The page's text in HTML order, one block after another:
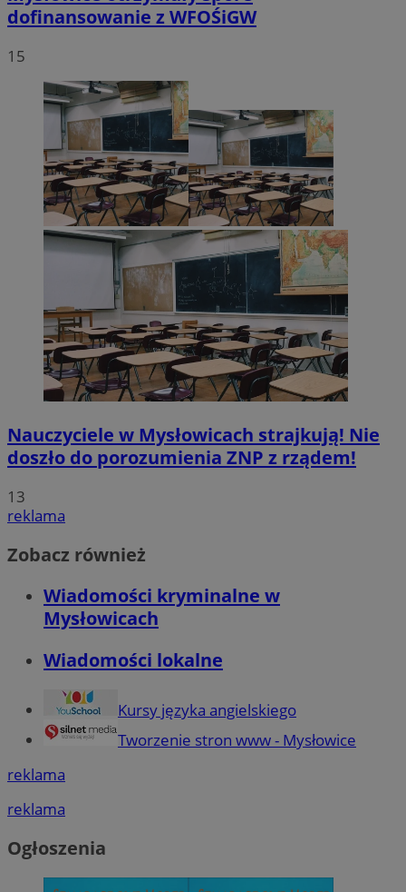
dofinansowanie z WFOŚiGW
15
Nauczyciele w Mysłowicach strajkują! Nie
doszło do porozumienia ZNP z rządem!
13
reklama
Zobacz również
Wiadomości kryminalne w
Mysłowicach
Wiadomości lokalne
Kursy języka angielskiego
Tworzenie stron www - Mysłowice
reklama
reklama
Ogłoszenia